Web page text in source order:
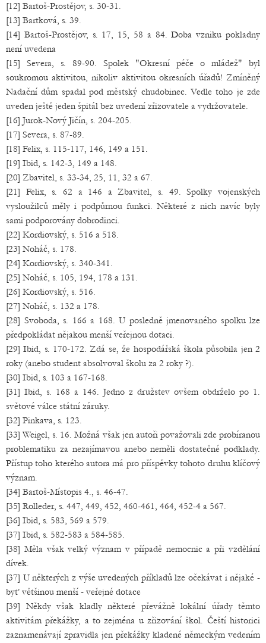
[12] Bartoš-Prostějov, s. 30-31.
[13] Bartková, s. 39.
[14] Bartoš-Prostějov, s. 17, 15, 58 a 84. Doba vzniku pokladny
není uvedena
[15] Severa, s. 89-90. Spolek "Okresní péče o mládež" byl
soukromou aktivitou, nikoliv aktivitou okresních úřadů! Zmíněný
Nadační dům spadal pod městský chudobinec. Vedle toho je zde
uveden ještě jeden špitál bez uvedení zřizovatele a vydržovatele.
[16] Jurok-Nový Jičín, s. 204-205.
[17] Severa, s. 87-89.
[18] Felix, s. 115-117, 146, 149 a 151.
[19] Ibid, s. 142-3, 149 a 148.
[20] Zbavitel, s. 33-34, 25, 11, 32 a 67.
[21] Felix, s. 62 a 146 a Zbavitel, s. 49. Spolky vojenských
vysloužilců měly i podpůrnou funkci. Některé z nich navíc byly
sami podporovány dobrodinci.
[22] Kordiovský, s. 516 a 518.
[23] Noháč, s. 178.
[24] Kordiovský, s. 340-341.
[25] Noháč, s. 105, 194, 178 a 131.
[26] Kordiovský, s. 516.
[27] Noháč, s. 132 a 178.
[28] Svoboda, s. 166 a 168. U posledně jmenovaného spolku lze
předpokládat nějakou menší veřejnou dotaci.
[29] Ibid, s. 170-172. Zdá se, že hospodářská škola působila jen 2
roky (anebo student absolvoval školu za 2 roky ?).
[30] Ibid, s. 103 a 167-168.
[31] Ibid, s. 168 a 146. Jedno z družstev ovšem obdrželo po 1.
světové válce státní záruky.
[32] Pinkava, s. 123.
[33] Weigel, s. 16. Možná však jen autoři považovali zde probíranou
problematiku za nezajímavou anebo neměli dostatečné podklady.
Přístup toho kterého autora má pro příspěvky tohoto druhu klíčový
význam.
[34] Bartoš-Místopis 4., s. 46-47.
[35] Rolleder, s. 447, 449, 452, 460-461, 464, 452-4 a 567.
[36] Ibid, s. 583, 569 a 579.
[37] Ibid, s. 582-583 a 584-585.
[38] Měla však velký význam v případě nemocnic a při vzdělání
dívek.
[37] U některých z výše uvedených příkladů lze očekávat i nějaké -
byť většinou menší - veřejné dotace
[39] Někdy však kladly některé převážně lokální úřady těmto
aktivitám překážky, a to zejména u zřizování škol. Čeští historici
zaznamenávají zpravidla jen překážky kladené německým vedením